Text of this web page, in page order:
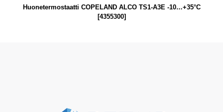
Huonetermostaatti COPELAND ALCO TS1-A3E -10…+35°C
[4355300]